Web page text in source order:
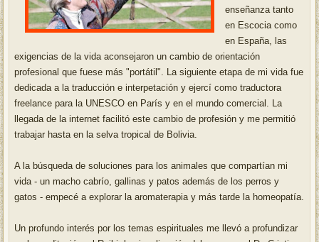
enseñanza tanto
en Escocia como
en España, las
exigencias de la vida aconsejaron un cambio de orientación
profesional que fuese más "portátil". La siguiente etapa de mi vida fue
dedicada a la traducción e interpetación y ejercí como traductora
freelance para la UNESCO en París y en el mundo comercial. La
llegada de la internet facilitó este cambio de profesión y me permitió
trabajar hasta en la selva tropical de Bolivia.
A la búsqueda de soluciones para los animales que compartían mi
vida - un macho cabrío, gallinas y patos además de los perros y
gatos - empecé a explorar la aromaterapia y más tarde la homeopatía.
Un profundo interés por los temas espirituales me llevó a profundizar